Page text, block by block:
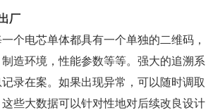
厂
个电芯单体都具有一个单独的二维码，
造环境，性能参数等等。强大的追溯系
录在案。如果出现异常，可以随时调取
些大数据可以针对性地对后续改良设计